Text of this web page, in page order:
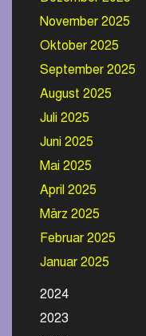
November 2025
Oktober 2025
September 2025
August 2025
Juli 2025
Juni 2025
Mai 2025
April 2025
März 2025
Februar 2025
Januar 2025
2024
2023